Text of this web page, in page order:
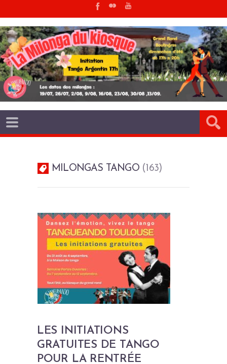
MILONGAS TANGO 163
LES INITIATIONS
GRATUITES DE TANGO
POUR LA RENTRÉE